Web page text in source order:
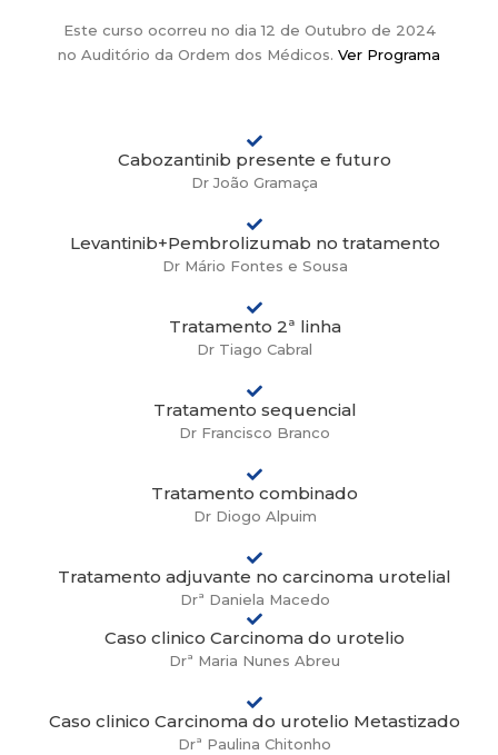
Este curso ocorreu no dia 12 de Outubro de 2024
no Auditório da Ordem dos Médicos. Ver Programa
Cabozantinib presente e futuro
Dr João Gramaça
Levantinib+Pembrolizumab no tratamento
Dr Mário Fontes e Sousa
Tratamento 2ª linha
Dr Tiago Cabral
Tratamento sequencial
Dr Francisco Branco
Tratamento combinado
Dr Diogo Alpuim
Tratamento adjuvante no carcinoma urotelial
Drª Daniela Macedo
Caso clinico Carcinoma do urotelio
Drª Maria Nunes Abreu
Caso clinico Carcinoma do urotelio Metastizado
Drª Paulina Chitonho